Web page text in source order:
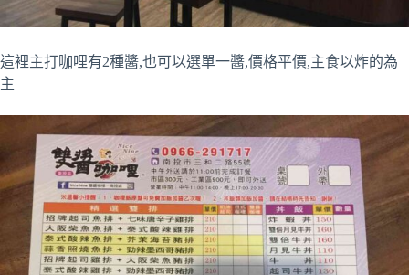
這裡主打咖哩有2種醬,也可以選單一醬,價格平價,主食以炸的為
主